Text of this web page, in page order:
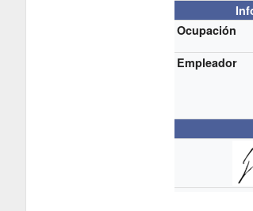
Ocupación
Empleador